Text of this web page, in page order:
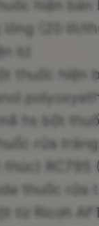
hiện
lỏng (20 lít/
b)
thuốc hiện
hs bột
rửa
thúc)
thuốc rửa
từ Ricoh